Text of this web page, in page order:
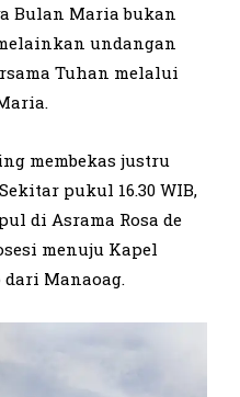
Bulan Maria bukan
undangan
Tuhan melalui
membekas justru
pukul 16.30 WIB,
di Asrama Rosa de
menuju Kapel
Manaoag.